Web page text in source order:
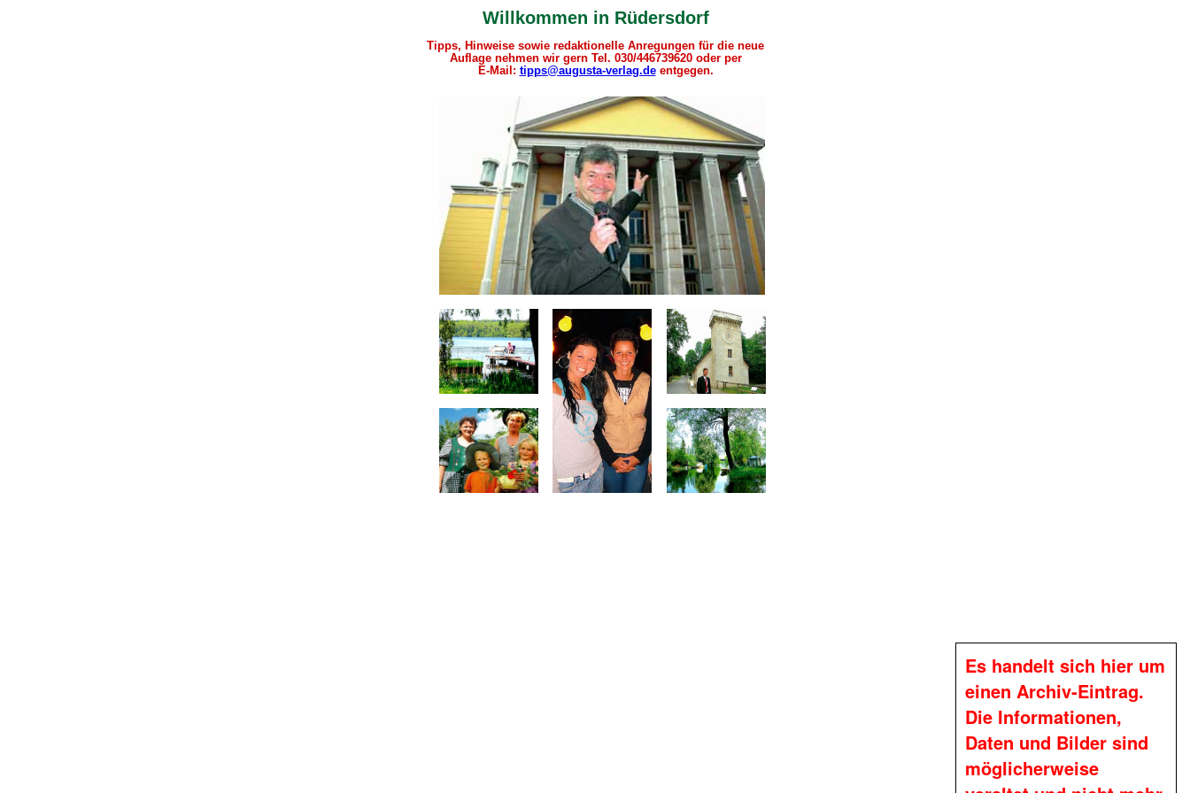
Willkommen in Rüdersdorf
Tipps, Hinweise sowie redaktionelle Anregungen für die neue
Auflage nehmen wir gern Tel. 030/446739620 oder per
E-Mail: tipps@augusta-verlag.deentgegen.
Es handelt sich hier um
einen Archiv-Eintrag.
Die Informationen,
Daten und Bilder sind
möglicherweise